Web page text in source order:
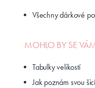
Všechny dárkové
MOHLO BY SE
Tabulky velikostí
Jak poznám svou